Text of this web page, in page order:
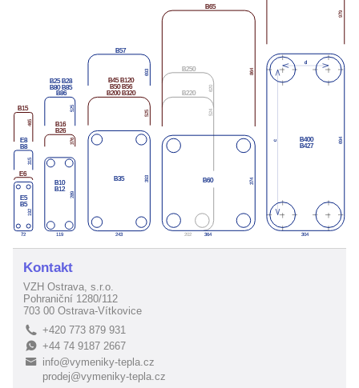
Kontakt
VZH Ostrava, s.r.o.
Pohraniční 1280/112
703 00 Ostrava-Vítkovice
L +420 773 879 931
E+44 74 9187 2667
B
info@vymeniky-tepla.cz
prodej@vymeniky-tepla.cz